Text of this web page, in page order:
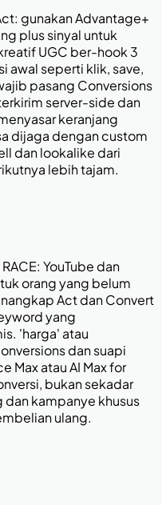
gunakan Advantage+
plus sinyal untuk
UGC ber-hook 3
awal seperti klik, save,
pasang Conversions
server-side dan
keranjang
dijaga dengan custom
dan lookalike dari
lebih tajam.
YouTube dan
orang yang belum
Act dan Convert
yang
'harga' atau
dan suapi
Max atau AI Max for
bukan sekadar
kampanye khusus
ulang.